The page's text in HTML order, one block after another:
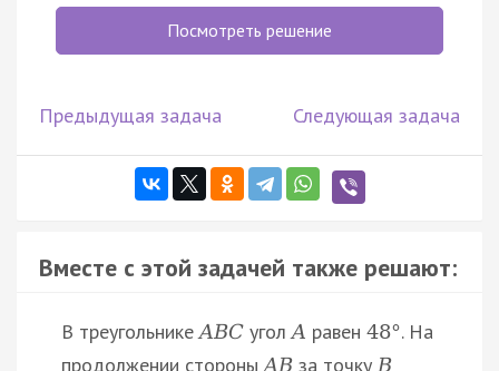
Посмотреть решение
Предыдущая задача Следующая задача
Вместе с этой задачей также решают:
В треугольникеABC уголA равен 48°. На
продолжении стороныAB за точкуB